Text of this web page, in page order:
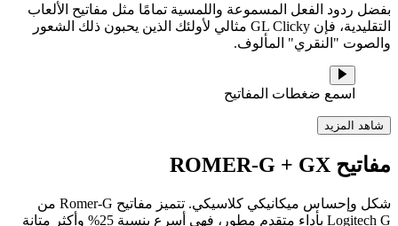
بفضل ردود الفعل المسموعة واللمسية تمامًا مثل مفاتيح الألعاب
التقليدية، فإن GL Clicky مثالي لأولئك الذين يحبون ذلك الشعور
والصوت "النقري" المألوف.
اسمع ضغطات المفاتيح
شاهد المزيد
مفاتيح GX ‏+ ROMER-G
شكل وإحساس ميكانيكي كلاسيكي. تتميز مفاتيح Romer-G من
Logitech G بأداء متقدم مطور، فهي أسرع بنسبة 25% وأكثر متانة